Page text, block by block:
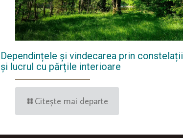
Dependințele și vindecarea prin constelații
și lucrul cu părțile interioare
Citește mai departe